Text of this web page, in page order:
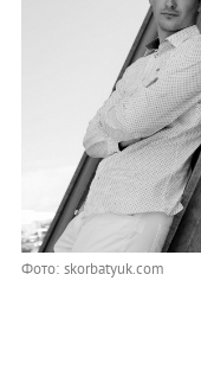
Фото: skorbatyuk.com